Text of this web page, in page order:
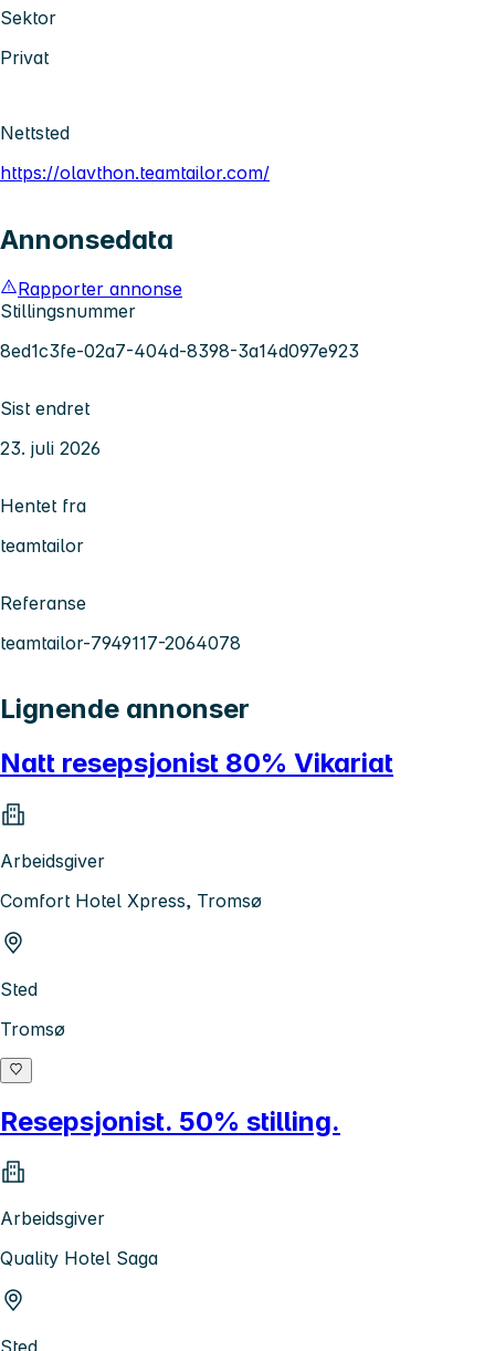
Sektor
Privat
Nettsted
https://olavthon.teamtailor.com/
Annonsedata
Rapporter annonse
Stillingsnummer
8ed1c3fe-02a7-404d-8398-3a14d097e923
Sist endret
23. juli 2026
Hentet fra
teamtailor
Referanse
teamtailor-7949117-2064078
Lignende annonser
Natt resepsjonist 80% Vikariat
Arbeidsgiver
Comfort Hotel Xpress, Tromsø
Sted
Tromsø
Resepsjonist. 50% stilling.
Arbeidsgiver
Quality Hotel Saga